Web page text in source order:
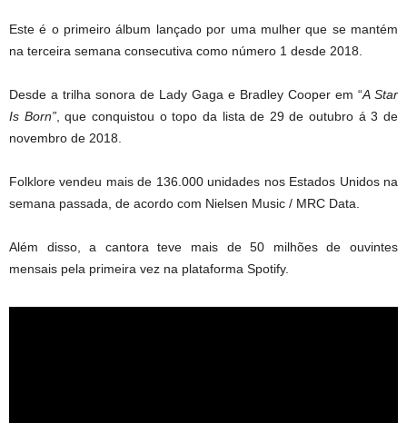
Este é o primeiro álbum lançado por uma mulher que se mantém
na terceira semana consecutiva como número 1 desde 2018.
Desde a trilha sonora de Lady Gaga e Bradley Cooper em “A Star
Is Born”, que conquistou o topo da lista de 29 de outubro á 3 de
novembro de 2018.
Folklore vendeu mais de 136.000 unidades nos Estados Unidos na
semana passada, de acordo com Nielsen Music / MRC Data.
Além disso, a cantora teve mais de 50 milhões de ouvintes
mensais pela primeira vez na plataforma Spotify.